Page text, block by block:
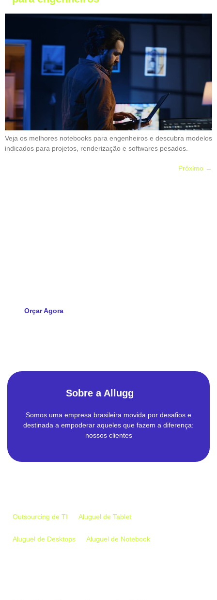
Veja os melhores notebooks para engenheiros e descubra modelos
indicados para projetos, renderização e softwares pesados.
Próximo →
Orçar Agora
Sobre a Allugg
Somos uma empresa brasileira movida por desafios e
destinada a empoderar aqueles que fazem a diferença:
nossos clientes
Outsourcing de TI Aluguel de Tablet
Aluguel de Desktops Aluguel de Notebook